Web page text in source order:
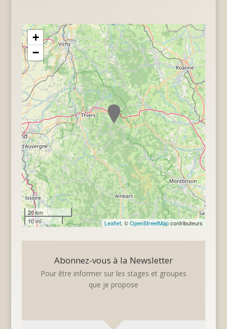
+
−
20 km
10 mi
Leaflet, ©OpenStreetMapcontributeurs
Abonnez-vous à la Newsletter
Pour être informer sur les stages et groupes
que je propose